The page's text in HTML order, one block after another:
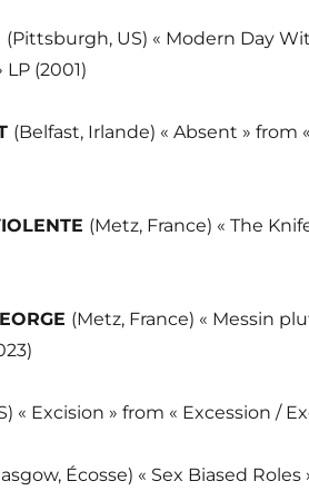
(Pittsburgh, US) « Modern Day
(2001)
(Belfast, Irlande) « Absent » from
(Metz, France) « The
(Metz, France) « Messin
« Excision » from « Excession /
Écosse) « Sex Biased